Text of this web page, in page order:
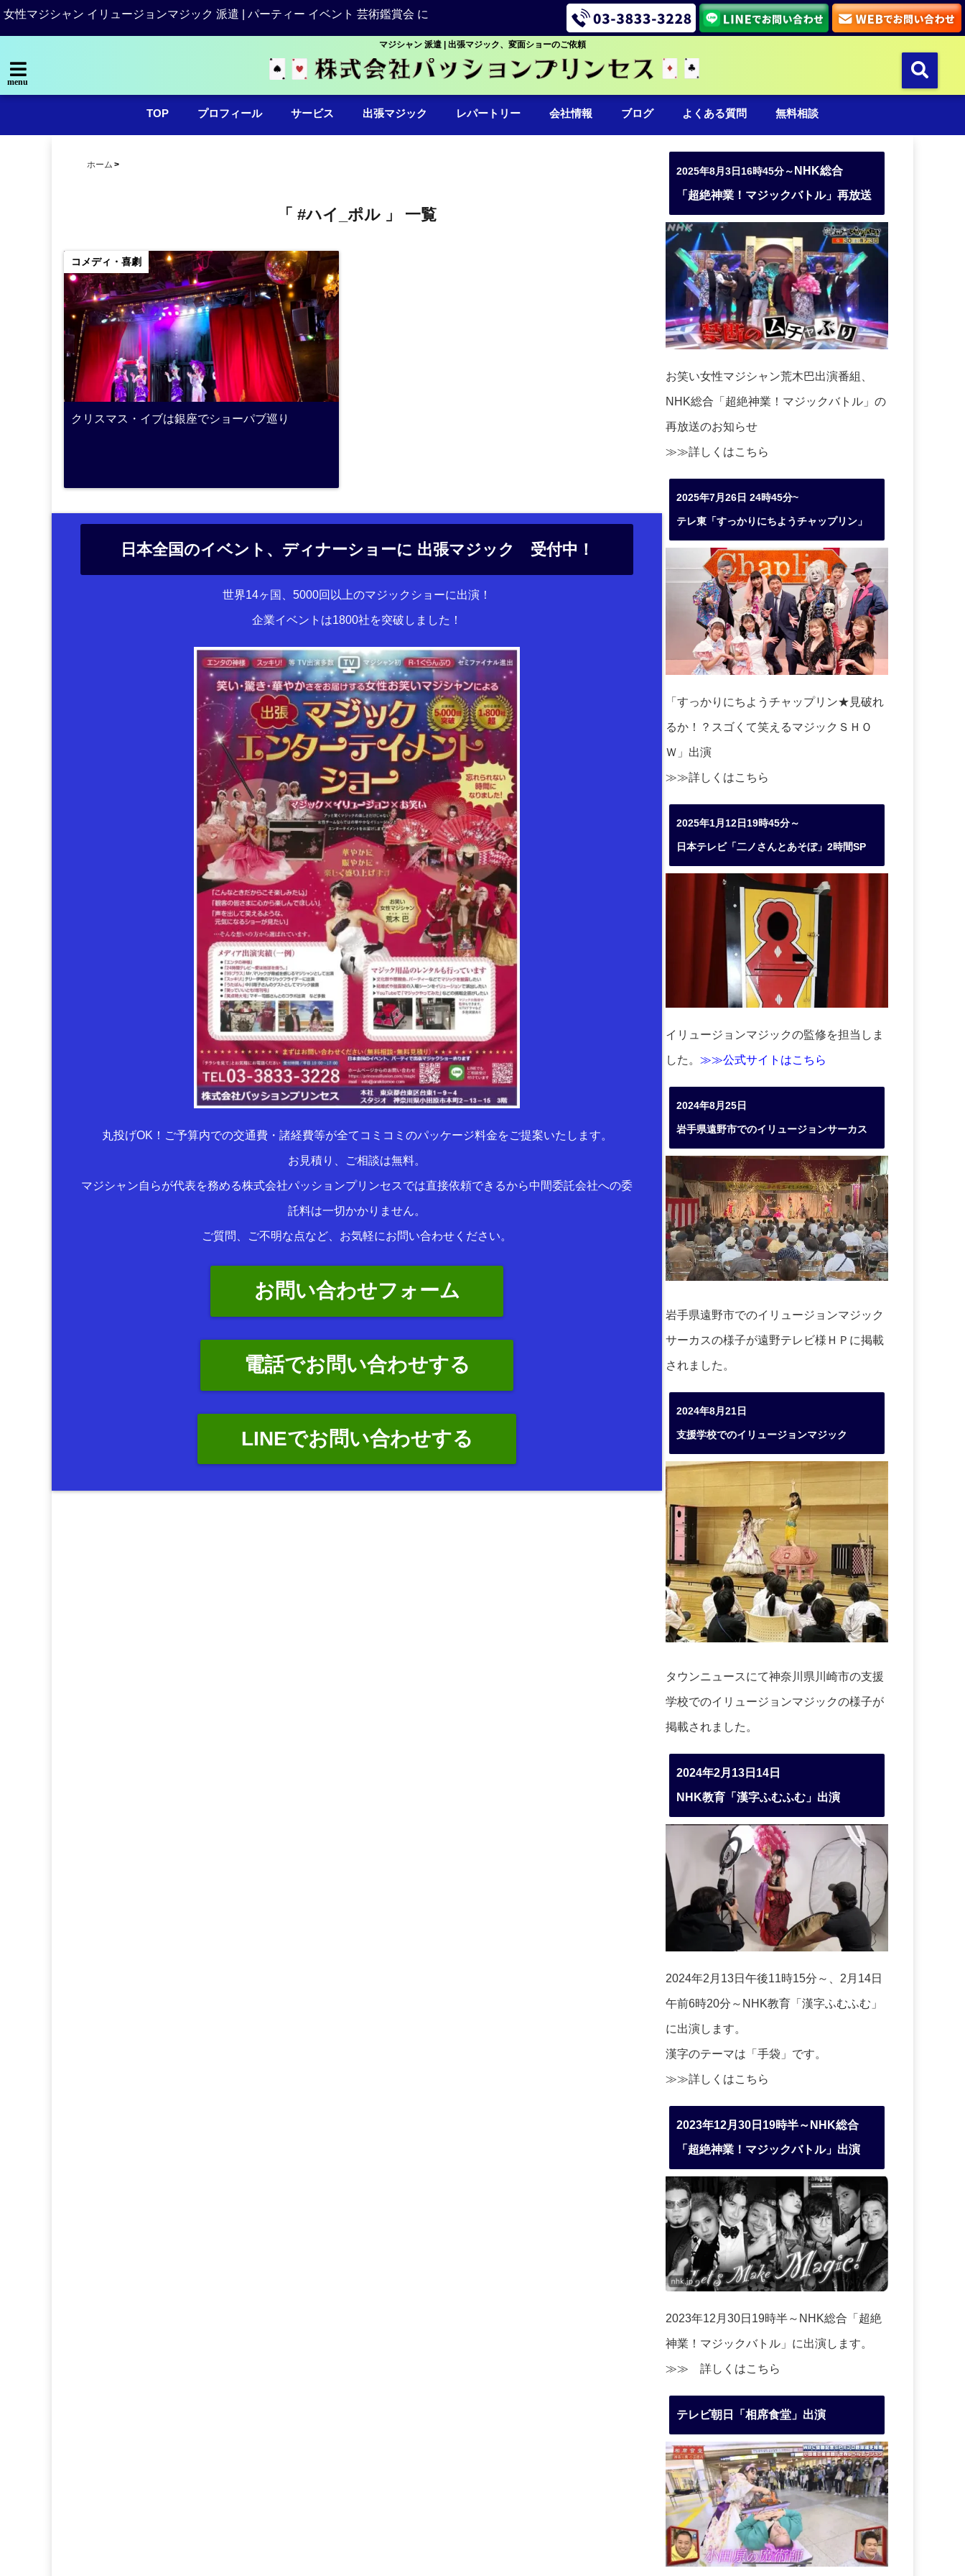
女性マジシャン イリュージョンマジック 派遣 | パーティー イベント 芸術鑑賞会 に
マジシャン 派遣 | 出張マジック、変面ショーのご依頼
menu
TOP プロフィール サービス 出張マジック レパートリー 会社情報 ブログ よくある質問 無料相談
ホーム
「 #ハイ_ポル 」 一覧
コメディ・喜劇
クリスマス・イブは銀座でショーパブ巡り
日本全国のイベント、ディナーショーに 出張マジック 受付中！
世界14ヶ国、5000回以上のマジックショーに出演！
企業イベントは1800社を突破しました！
丸投げOK！ご予算内での交通費・諸経費等が全てコミコミのパッケージ料金をご提案いたします。
お見積り、ご相談は無料。
マジシャン自らが代表を務める株式会社パッションプリンセスでは直接依頼できるから中間委託会社への委
託料は一切かかりません。
ご質問、ご不明な点など、お気軽にお問い合わせください。
お問い合わせフォーム
電話でお問い合わせする
LINEでお問い合わせする
2025年8月3日16時45分～ NHK総合
「超絶神業！マジックバトル」再放送
お笑い女性マジシャン荒木巴出演番組、
NHK総合「超絶神業！マジックバトル」の
再放送のお知らせ
≫≫詳しくはこちら
2025年7月26日 24時45分~
テレ東「すっかりにちようチャップリン」
「すっかりにちようチャップリン★見破れ
るか！？スゴくて笑えるマジックＳＨＯ
Ｗ」出演
≫≫詳しくはこちら
2025年1月12日19時45分～
日本テレビ「二ノさんとあそぼ」2時間SP
イリュージョンマジックの監修を担当しま
した。 ≫≫公式サイトはこちら
2024年8月25日
岩手県遠野市でのイリュージョンサーカス
岩手県遠野市でのイリュージョンマジック
サーカスの様子が遠野テレビ様ＨＰに掲載
されました。
2024年8月21日
支援学校でのイリュージョンマジック
タウンニュースにて神奈川県川崎市の支援
学校でのイリュージョンマジックの様子が
掲載されました。
2024年2月13日14日
NHK教育「漢字ふむふむ」出演
2024年2月13日午後11時15分～、2月14日
午前6時20分～NHK教育「漢字ふむふむ」
に出演します。
漢字のテーマは「手袋」です。
≫≫詳しくはこちら
2023年12月30日19時半～NHK総合
「超絶神業！マジックバトル」出演
2023年12月30日19時半～NHK総合「超絶
神業！マジックバトル」に出演します。
≫≫ 詳しくはこちら
テレビ朝日「相席食堂」出演